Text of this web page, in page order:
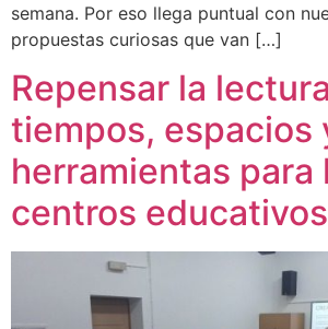
semana. Por eso llega puntual con
propuestas curiosas que van […]
Repensar la
tiempos, espacios
herramientas para
centros educativos